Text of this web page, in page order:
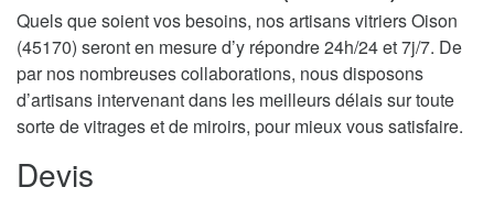
Quels que soient vos besoins, nos artisans vitriers Oison
(45170) seront en mesure d’y répondre 24h/24 et 7j/7. De
par nos nombreuses collaborations, nous disposons
d’artisans intervenant dans les meilleurs délais sur toute
sorte de vitrages et de miroirs, pour mieux vous satisfaire.
Devis